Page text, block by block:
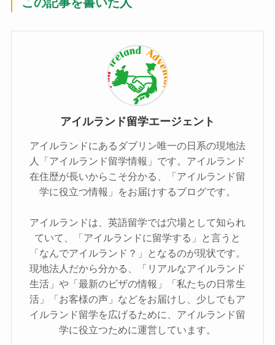
アイルランド留学エージェント
アイルランドにあるダブリン唯一の日系の現地法
人「アイルランド留学情報」です。アイルランド
在住歴が長いからこそ分かる、「アイルランド留
学に役立つ情報」をお届けするブログです。
アイルランドは、英語留学では穴場として知られ
ていて、「アイルランドに留学する」と言うと
「なんでアイルランド？」となるのが現状です。
現地法人だから分かる、「リアルなアイルランド
生活」や「最新のビザの情報」「私たちの日常生
活」「お客様の声」などをお届けし、少しでもア
イルランド留学を広げるために、アイルランド留
学に役立つために運営しています。